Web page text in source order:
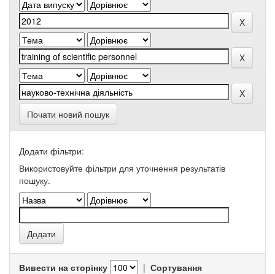
Почати новий пошук
Додати фільтри:
Використовуйте фільтри для уточнення результатів
пошуку.
Вивести на сторінку | Сортування